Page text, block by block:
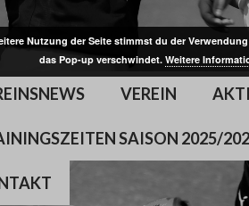
VEREIN
SAISON 2025/
Nutzung der Seite stimmst du der
das Pop-up verschwindet. Weitere